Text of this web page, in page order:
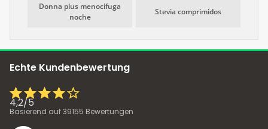
Donna plus menocifuga
noche
Stevia comprimidos
Echte Kundenbewertung
4,2/5
Basierend auf39155 Bewertungen